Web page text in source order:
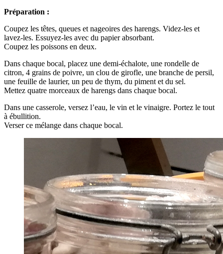
Préparation :
Coupez les têtes, queues et nageoires des harengs. Videz-les et
lavez-les. Essuyez-les avec du papier absorbant.
Coupez les poissons en deux.
Dans chaque bocal, placez une demi-échalote, une rondelle de
citron, 4 grains de poivre, un clou de girofle, une branche de persil,
une feuille de laurier, un peu de thym, du piment et du sel.
Mettez quatre morceaux de harengs dans chaque bocal.
Dans une casserole, versez l’eau, le vin et le vinaigre. Portez le tout
à ébullition.
Verser ce mélange dans chaque bocal.